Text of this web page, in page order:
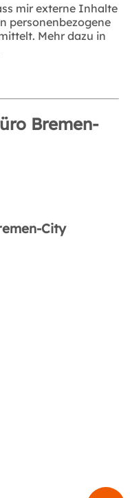
mir externe Inhalte
personenbezogene
Mehr dazu in
Bremen-
City